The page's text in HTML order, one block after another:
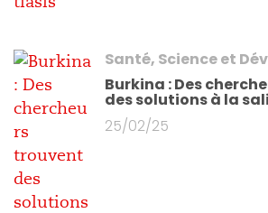
Santé, Science et
Burkina : Des
des solutions à la
25/02/25